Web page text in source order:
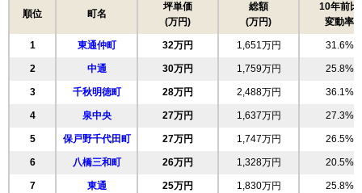
順位 町名
坪単価
(万円)
総額
(万円)
10年前比
変動率
1 東通仲町 32万円 1,651万円 31.6%
2 中通 30万円 1,759万円 25.8%
3 千秋明徳町 28万円 2,488万円 36.1%
4 泉中央 27万円 1,637万円 27.3%
5 保戸野千代田町 27万円 1,747万円 26.5%
6 八橋三和町 26万円 1,328万円 20.5%
7 東通 25万円 1,830万円 25.8%